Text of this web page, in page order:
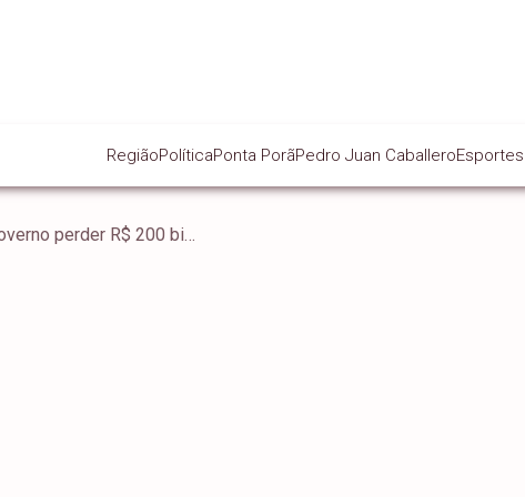
RegiãoPolíticaPonta PorãPedro Juan CaballeroEsportes
Desequilíbrio tributário faz governo perder R$ 200 bi anuais